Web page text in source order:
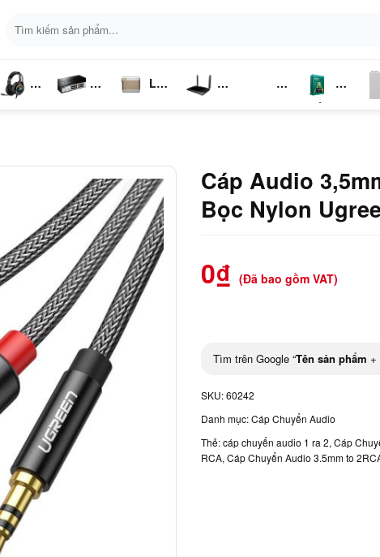
kiếm:
Loa
Phần
Cáp Audio
Bọc Nylon
0₫ (Đã bao gồm VAT)
Tìm trên Google “Tên sản phẩm +
SKU:60242
Danh mục:Cáp Chuyển Audio
Thẻ:cáp chuyển audio 1 ra 2, Cáp
RCA, Cáp Chuyển Audio 3.5mm to